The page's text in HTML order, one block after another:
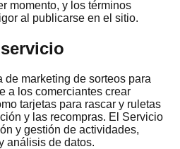
momento, y los términos
al publicarse en el sitio.
de marketing de sorteos para
a los comerciantes crear
tarjetas para rascar y ruletas
y las recompras. El Servicio
y gestión de actividades,
análisis de datos.